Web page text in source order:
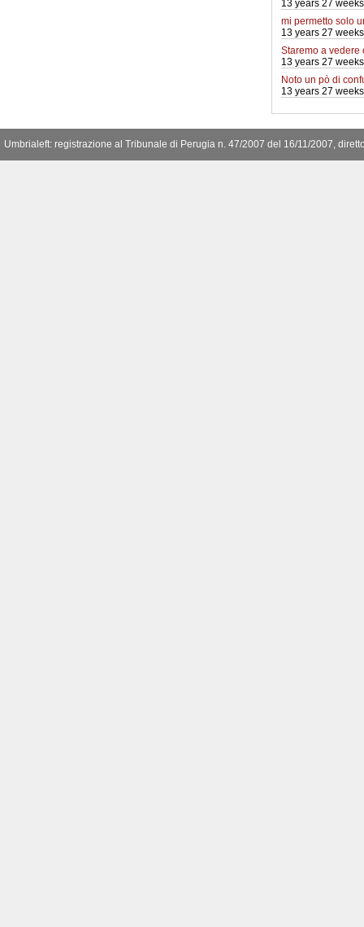
13 years 27
mi permetto solo
13 years 27
Staremo a vedere
13 years 27
Noto un pò di
13 years 27
Umbrialeft: registrazione al Tribunale di Perugia n. 47/2007 del 16/11/2007,